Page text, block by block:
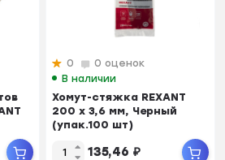
0
0 оценок
В наличии
Хомут-стяжкa REXANT
200 x 3,6 мм, Черный
(упак.100 шт)
135,46 ₽